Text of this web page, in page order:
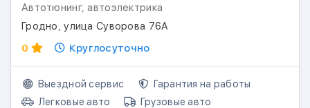
Автотюнинг, автоэлектрика
Гродно, улица Суворова 76А
0
Круглосуточно
Выездной сервис
Гарантия на работы
Легковые авто
Грузовые авто